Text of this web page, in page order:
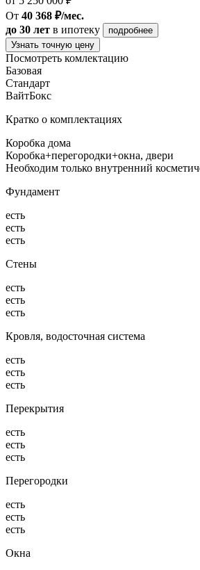
От 40 368 ₽/мес.
до 30 лет в ипотеку
подробнее
Узнать точную цену
Посмотреть комлектацию
Базовая
Стандарт
ВайтБокс
Кратко о комплектациях
Коробка дома
Коробка+перегородки+окна, двери
Необходим только внутренний
Фундамент
есть
есть
есть
Стены
есть
есть
есть
Кровля, водосточная система
есть
есть
есть
Перекрытия
есть
есть
есть
Перегородки
есть
есть
есть
Окна